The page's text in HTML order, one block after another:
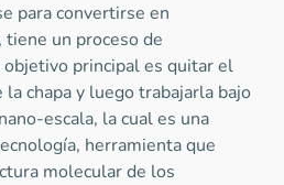
para convertirse en
tiene un proceso de
objetivo principal es quitar el
chapa y luego trabajarla bajo
escala, la cual es una
herramienta que
molecular de los